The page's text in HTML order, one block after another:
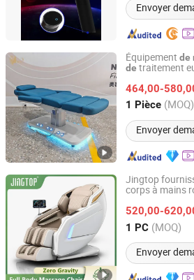
Envoyer
Équipement de
de traitement
464,00-
1 Pièce (MOQ)
Envoyer
Foshan Yayou Furniture Co., Ltd.
Guangdong, China
Jingtop
corps à mains
detable et
520,00-
1 PC (MOQ)
Envoyer
Fujian Jingtuo Health Technology
Fujian, China Depuis